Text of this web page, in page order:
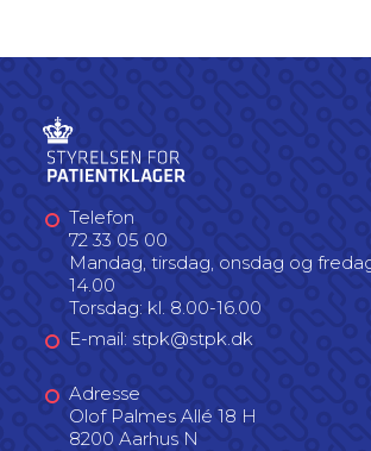
Telefon
72 33 05 00
Mandag, tirsdag, onsdag og
14.00
Torsdag: kl. 8.00-16.00
E-mail: stpk@stpk.dk
Adresse
Olof Palmes Allé 18 H
8200 Aarhus N